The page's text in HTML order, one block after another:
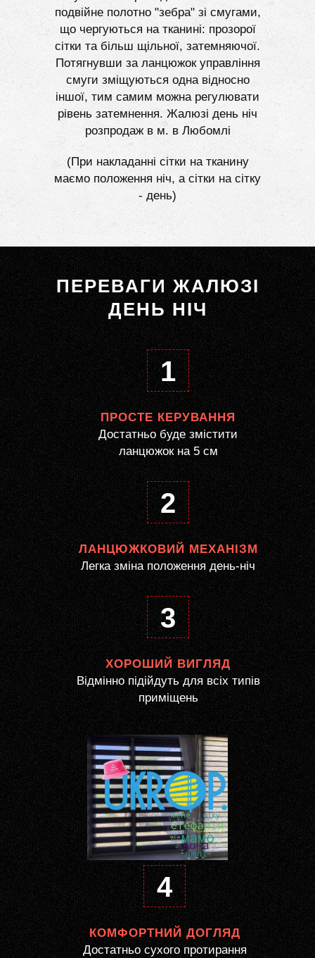
подвійне полотно "зебра" зі смугами,
що чергуються на тканині: прозорої
сітки та більш щільної, затемняючої.
Потягнувши за ланцюжок управління
смуги зміщуються одна відносно
іншої, тим самим можна регулювати
рівень затемнення. Жалюзі день ніч
розпродаж в м. в Любомлі
(При накладанні сітки на тканину
маємо положення ніч, а сітки на сітку
- день)
ПЕРЕВАГИ ЖАЛЮЗІ
ДЕНЬ НІЧ
1
ПРОСТЕ КЕРУВАННЯ
Достатньо буде змістити
ланцюжок на 5 см
2
ЛАНЦЮЖКОВИЙ МЕХАНІЗМ
Легка зміна положення день-ніч
3
ХОРОШИЙ ВИГЛЯД
Відмінно підійдуть для всіх типів
приміщень
4
КОМФОРТНИЙ ДОГЛЯД
Достатньо сухого протирання